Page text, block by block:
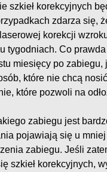
szkieł korekcyjnych
zdarza się,
korekcji
tygodniach. Co
miesięcy po
które nie chcą
które pozwoli na
zabiegu jest
pojawiają się u
zabiegu. Jeśli
szkieł korekcyjnych,